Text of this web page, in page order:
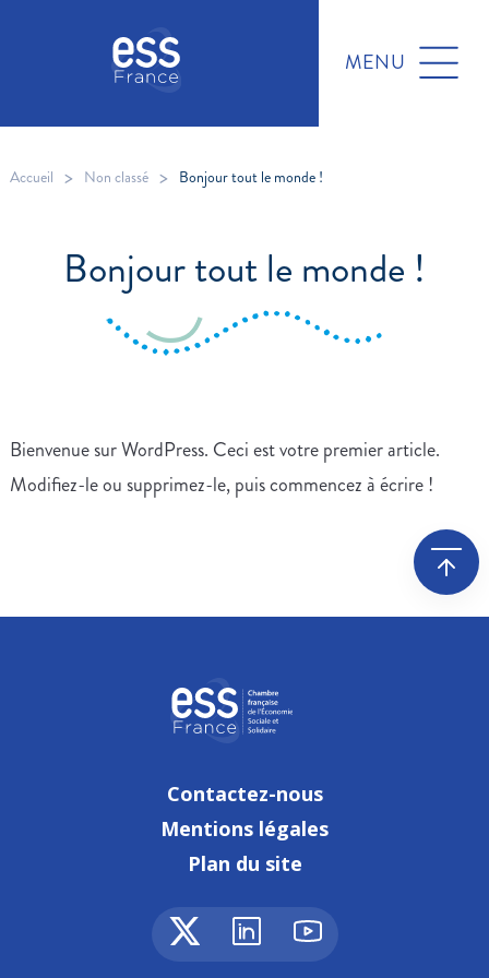
MENU
Accueil > Non classé > Bonjour tout le monde !
Bonjour tout le monde !
Bienvenue sur WordPress. Ceci est votre premier article.
Modifiez-le ou supprimez-le, puis commencez à écrire !
Contactez-nous
Mentions légales
Plan du site